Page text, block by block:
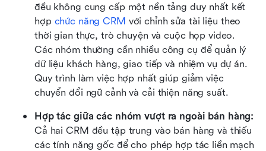
đều không cung cấp một nền tảng duy nhất kết
hợp chức năng CRM với chỉnh sửa tài liệu theo
thời gian thực, trò chuyện và cuộc họp video.
Các nhóm thường cần nhiều công cụ để quản lý
dữ liệu khách hàng, giao tiếp và nhiệm vụ dự án.
Quy trình làm việc hợp nhất giúp giảm việc
chuyển đổi ngữ cảnh và cải thiện năng suất.
Cả hai CRM đều tập trung vào bán hàng và thiếu
các tính năng gốc để cho phép hợp tác liền mạch